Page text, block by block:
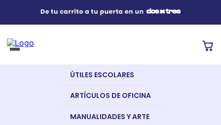
Útiles Escolares
Artículos de Oficina
¿Qué estás buscando?
ÚTILES ESCOLARES
ARTÍCULOS DE OFICINA
MANUALIDADES Y ARTE
Escritorio